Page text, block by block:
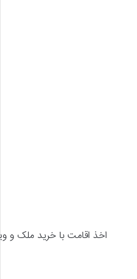
اخذ اقامت با خرید ملک و